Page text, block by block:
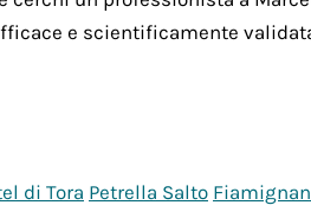
e scientificamente
di Tora Petrella Salto